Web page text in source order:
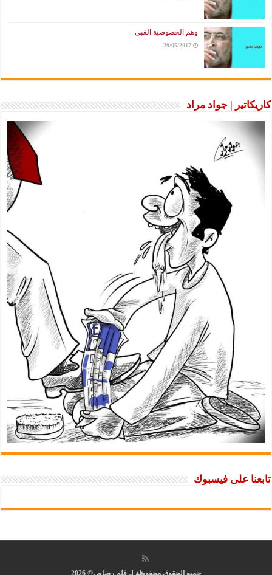
وهم الخصوصية الغبي
29/05/2017
كاريكاتير | جواد مراد
تابعنا على فيسبوك
جميع الحقوق محفوظة لـ قلم رصاص© 2026